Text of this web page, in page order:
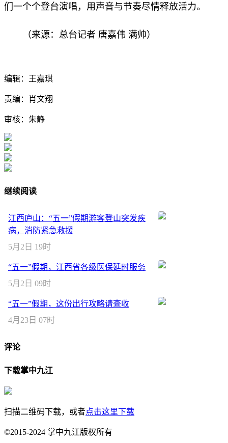
们一个个登台演唱，用声音与节奏尽情释放活力。
（来源：总台记者 唐嘉伟 满帅）
编辑：王嘉琪
责编：肖文翔
审核：朱静
继续阅读
江西庐山：“五一”假期游客登山突发疾
病，消防紧急救援
5月2日 19时
“五一”假期，江西省各级医保延时服务
5月2日 09时
“五一”假期，这份出行攻略请查收
4月23日 07时
评论
下载掌中九江
扫描二维码下载，或者点击这里下载
©2015-2024 掌中九江版权所有